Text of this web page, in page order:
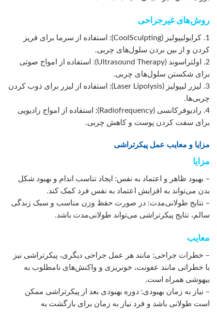
روش‌های غیرجراحی
1. کرایولیپولیز (CoolSculpting): استفاده از سرما برای فریز
کردن و از بین بردن سلول‌های چربی.
2. اولتراسوند (Ultrasound Therapy): استفاده از امواج صوتی
برای شکستن سلول‌های چربی.
3. لیزر لیپولیز (Laser Lipolysis): استفاده از لیزر برای ذوب کردن
چربی‌ها.
4. رادیوفرکانسی (Radiofrequency): استفاده از امواج رادیویی
برای سفت کردن پوست و کاهش چربی.
مزایا و معایب عمل پیکرتراشی
مزایا
– بهبود ظاهر و اعتماد به نفس: ایجاد تناسب اندام و بهبود شکل
بدن می‌تواند به افزایش اعتماد به نفس فرد کمک کند.
– نتایج طولانی‌مدت: در صورت حفظ وزن مناسب و سبک زندگی
سالم، نتایج پیکرتراشی می‌تواند طولانی‌مدت باشد.
معایب
– خطرات جراحی: مانند هر عمل جراحی دیگری، پیکرتراشی نیز
با خطراتی مانند عفونت، خونریزی و واکنش‌های نامطلوب به
بیهوشی همراه است.
– نیاز به زمان بهبودی: دوره بهبودی بعد از پیکرتراشی ممکن
است طولانی باشد و فرد نیاز به زمان برای بازگشت به